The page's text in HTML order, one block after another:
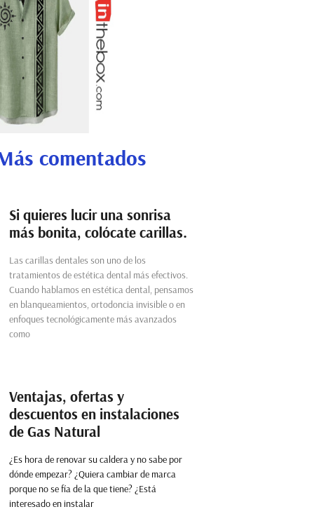
comentados
Si quieres lucir una sonrisa
más bonita, colócate carillas.
Las carillas dentales son uno de los
tratamientos de estética dental más efectivos.
Cuando hablamos en estética dental, pensamos
en blanqueamientos, ortodoncia invisible o en
enfoques tecnológicamente más avanzados
como
Ventajas, ofertas y
descuentos en instalaciones
de Gas Natural
¿Es hora de renovar su caldera y no sabe por
dónde empezar? ¿Quiera cambiar de marca
porque no se fía de la que tiene? ¿Está
interesado en instalar